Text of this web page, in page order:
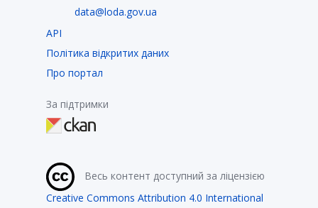
data@loda.gov.ua
API
Політика відкритих даних
Про портал
За підтримки
Весь контент доступний за ліцензією
Creative Commons Attribution 4.0 International